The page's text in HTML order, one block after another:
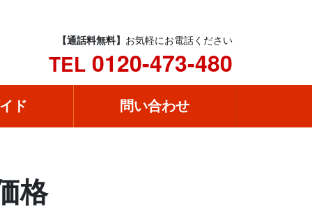
【通話料無料】 お気軽にお電話ください
TEL 0120-473-480
ド 問い合わせ
格